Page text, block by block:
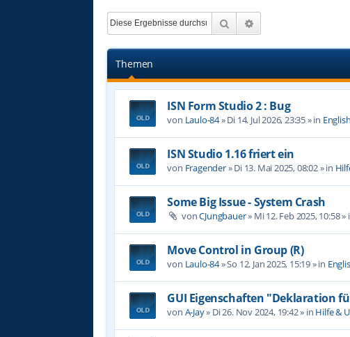
Suche
Themen
ISN Form Studio 2 : Bug
von Laulo-84»Di 14. Jul 2026, 23:35» in
ISN Studio 1.16 friert ein
von Fragender»Di 13. Mai 2025, 08:02» in
Some Big Issue - System Crash
vonCJungbauer» Mi 12. Feb 2025, 10:58»
Move Control in Group (R)
von Laulo-84»So 12. Jan 2025, 15:19» in
GUI Eigenschaften "Deklaration
von A-Jay» Di 26. Nov 2024, 19:42» in Hilfe &